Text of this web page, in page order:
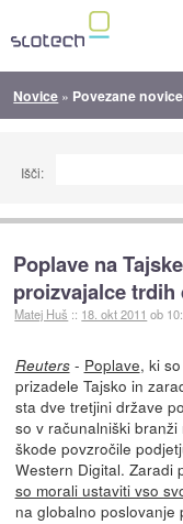
Novice » Povezane novice
Išči:
Poplave na
proizvajalce trdih
Matej Huš :: 18. okt 2011 ob
Reuters- Poplave, ki so
prizadele Tajsko in
sta dve tretjini države
so v računalniški branži
škode povzročile
Western Digital. Zaradi
so morali ustaviti vso
na globalno poslovanje